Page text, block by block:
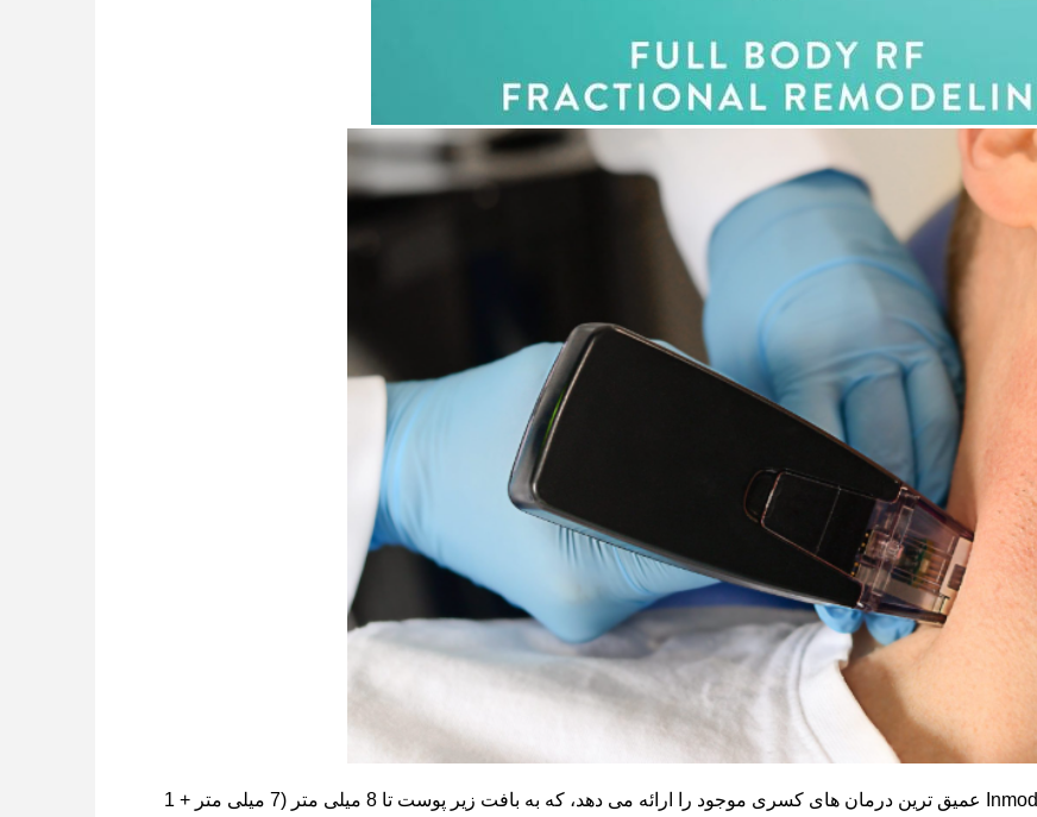
Inmode Morpheus8 RF عمیق ترین درمان های کسری موجود را ارائه می دهد، که به بافت زیر پوست تا 8 میلی متر (7 میلی متر + 1